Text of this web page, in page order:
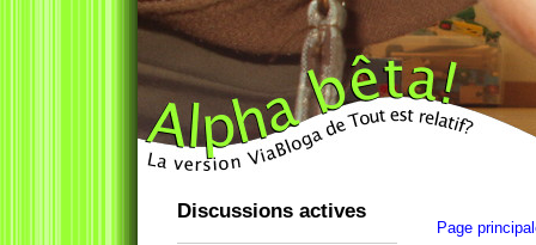
Page
Discussions actives